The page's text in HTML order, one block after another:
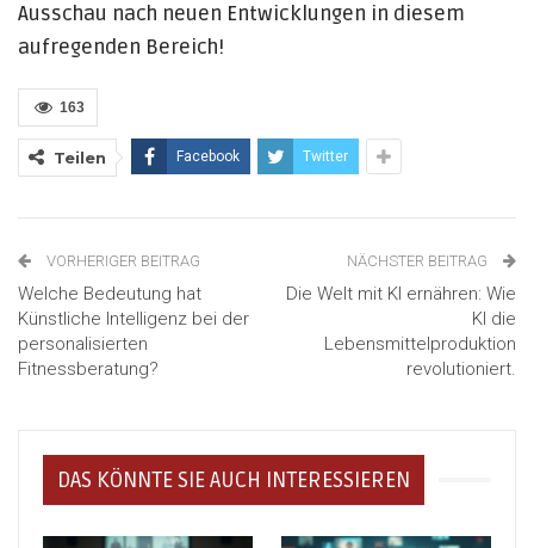
Ausschau nach neuen Entwicklungen in diesem
aufregenden Bereich!
163
Teilen Facebook Twitter
VORHERIGER BEITRAG
Welche Bedeutung hat
Künstliche Intelligenz bei der
personalisierten
Fitnessberatung?
NÄCHSTER BEITRAG
Die Welt mit KI ernähren: Wie
KI die
Lebensmittelproduktion
revolutioniert.
DAS KÖNNTE SIE AUCH INTERESSIEREN